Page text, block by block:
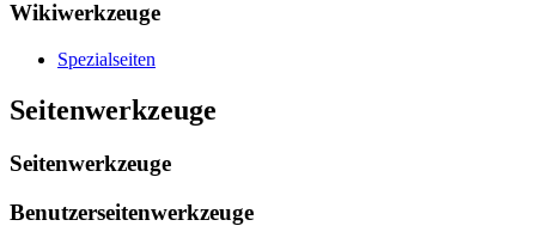
Wikiwerkzeuge
Spezialseiten
Seitenwerkzeuge
Seitenwerkzeuge
Benutzerseitenwerkzeuge